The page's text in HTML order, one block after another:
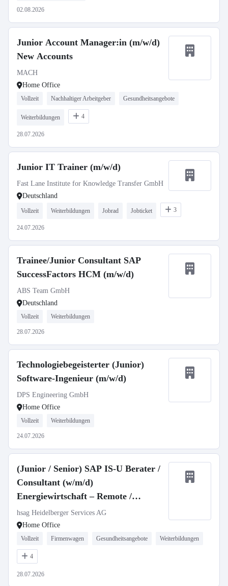
02.08.2026
Junior Account Manager:in (m/w/d)
New Accounts
MACH
Home Office
Vollzeit Nachhaltiger Arbeitgeber Gesundheitsangebote
Weiterbildungen 4
28.07.2026
Junior IT Trainer (m/w/d)
Fast Lane Institute for Knowledge Transfer GmbH
Deutschland
Vollzeit Weiterbildungen Jobrad Jobticket 3
24.07.2026
Trainee/Junior Consultant SAP
SuccessFactors HCM (m/w/d)
ABS Team GmbH
Deutschland
Vollzeit Weiterbildungen
28.07.2026
Technologiebegeisterter (Junior)
Software-Ingenieur (m/w/d)
DPS Engineering GmbH
Home Office
Vollzeit Weiterbildungen
24.07.2026
(Junior / Senior) SAP IS-U Berater /
Consultant (w/m/d)
Energiewirtschaft – Remote /
Deutschland / Neuseeland
hsag Heidelberger Services AG
Home Office
Vollzeit Firmenwagen Gesundheitsangebote Weiterbildungen
4
28.07.2026